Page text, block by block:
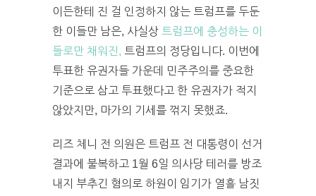
이든한테 진 걸 인정하지 않는 트럼프를 두둔
한 이들만 남은, 사실상 트럼프에 충성하는 이
들로만 채워진, 트럼프의 정당입니다. 이번에
투표한 유권자들 가운데 민주주의를 중요한
기준으로 삼고 투표했다고 한 유권자가 적지
않았지만, 마가의 기세를 꺾지 못했죠.
리즈 체니 전 의원은 트럼프 전 대통령이 선거
결과에 불복하고 1월 6일 의사당 테러를 방조
내지 부추긴 혐의로 하원이 임기가 열흘 남짓